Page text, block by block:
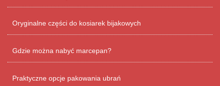
Oryginalne części do kosiarek bijakowych
Gdzie można nabyć marcepan?
Praktyczne opcje pakowania ubrań